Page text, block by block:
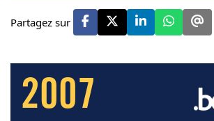
Partagez sur
2007